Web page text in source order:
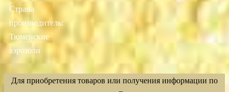
Страна
производитель:
Тюменские
аэрозоли
Для приобретения товаров или получения информации по